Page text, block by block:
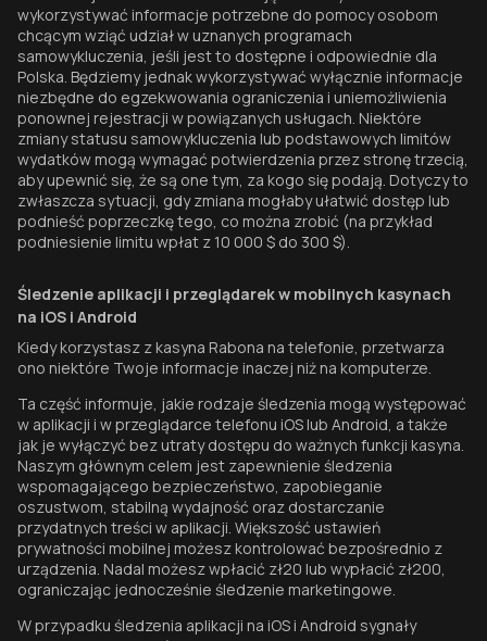
wykorzystywać informacje potrzebne do pomocy osobom
chcącym wziąć udział w uznanych programach
samowykluczenia, jeśli jest to dostępne i odpowiednie dla
Polska. Będziemy jednak wykorzystywać wyłącznie informacje
niezbędne do egzekwowania ograniczenia i uniemożliwienia
ponownej rejestracji w powiązanych usługach. Niektóre
zmiany statusu samowykluczenia lub podstawowych limitów
wydatków mogą wymagać potwierdzenia przez stronę trzecią,
aby upewnić się, że są one tym, za kogo się podają. Dotyczy to
zwłaszcza sytuacji, gdy zmiana mogłaby ułatwić dostęp lub
podnieść poprzeczkę tego, co można zrobić (na przykład
podniesienie limitu wpłat z 10 000 $ do 300 $).
Śledzenie aplikacji i przeglądarek w mobilnych kasynach
na iOS i Android
Kiedy korzystasz z kasyna Rabona na telefonie, przetwarza
ono niektóre Twoje informacje inaczej niż na komputerze.
Ta część informuje, jakie rodzaje śledzenia mogą występować
w aplikacji i w przeglądarce telefonu iOS lub Android, a także
jak je wyłączyć bez utraty dostępu do ważnych funkcji kasyna.
Naszym głównym celem jest zapewnienie śledzenia
wspomagającego bezpieczeństwo, zapobieganie
oszustwom, stabilną wydajność oraz dostarczanie
przydatnych treści w aplikacji. Większość ustawień
prywatności mobilnej możesz kontrolować bezpośrednio z
urządzenia. Nadal możesz wpłacić zł20 lub wypłacić zł200,
ograniczając jednocześnie śledzenie marketingowe.
W przypadku śledzenia aplikacji na iOS i Android sygnały